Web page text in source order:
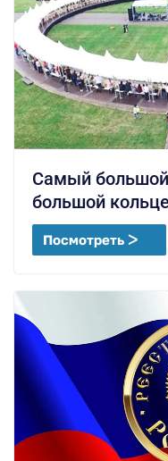
Самый
большой
Посмотреть ᐳ